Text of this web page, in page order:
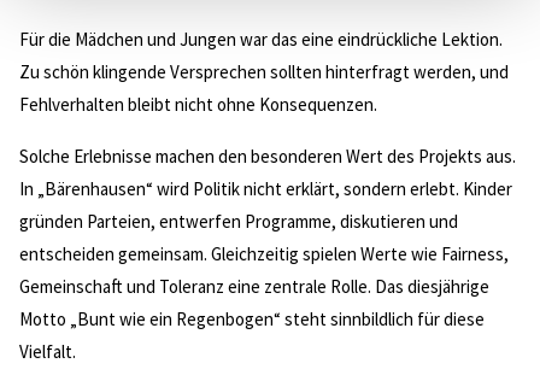
Für die Mädchen und Jungen war das eine eindrückliche Lektion.
Zu schön klingende Versprechen sollten hinterfragt werden, und
Fehlverhalten bleibt nicht ohne Konsequenzen.
Solche Erlebnisse machen den besonderen Wert des Projekts aus.
In „Bärenhausen“ wird Politik nicht erklärt, sondern erlebt. Kinder
gründen Parteien, entwerfen Programme, diskutieren und
entscheiden gemeinsam. Gleichzeitig spielen Werte wie Fairness,
Gemeinschaft und Toleranz eine zentrale Rolle. Das diesjährige
Motto „Bunt wie ein Regenbogen“ steht sinnbildlich für diese
Vielfalt.